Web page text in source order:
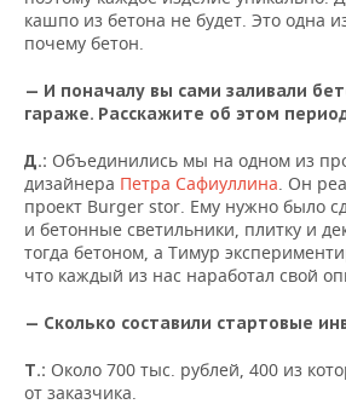
кашпо из бетона не будет. Это одна
почему бетон.
— И поначалу вы сами заливали
гараже. Расскажите об этом
Д.: Объединились мы на одном из
дизайнера Петра Сафиуллина. Он
проект Burger stor. Ему нужно было
и бетонные светильники, плитку и
тогда бетоном, а Тимур
что каждый из нас наработал свой
— Сколько составили стартовые
Т.: Около 700 тыс. рублей, 400 из
от заказчика.